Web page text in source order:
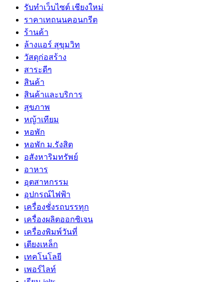
รับทำเว็บไซต์ เชียงใหม่
ราคาเทถนนคอนกรีต
ร้านค้า
ล้างแอร์ สุขุมวิท
วัสดุก่อสร้าง
สาระดีๆ
สินค้า
สินค้าและบริการ
สุขภาพ
หญ้าเทียม
หอพัก
หอพัก ม.รังสิต
อสังหาริมทรัพย์
อาหาร
อุตสาหกรรม
อุปกรณ์ไฟฟ้า
เครื่องชั่งรถบรรทุก
เครื่องผลิตออกซิเจน
เครื่องพิมพ์วันที่
เตียงเหล็ก
เทคโนโลยี
เพอร์ไลท์